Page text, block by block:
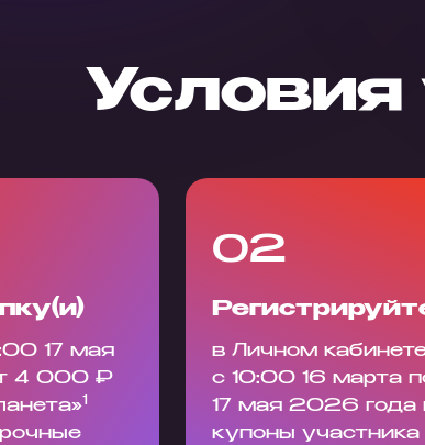
Условия
17 мая
4 000 ₽
1
02
в Личном
с 10:00 16 марта
17 мая 2026 года
купоны